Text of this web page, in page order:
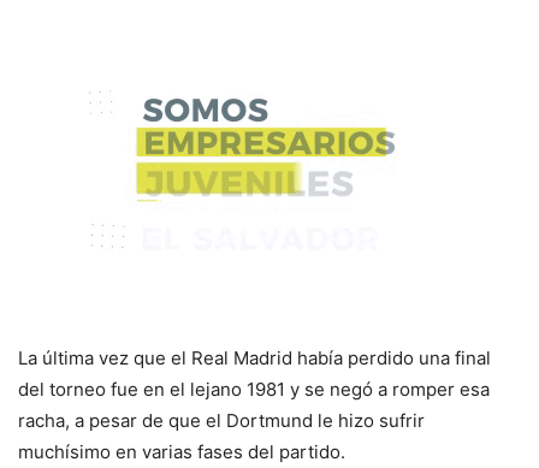
La última vez que el Real Madrid había perdido una final
del torneo fue en el lejano 1981 y se negó a romper esa
racha, a pesar de que el Dortmund le hizo sufrir
muchísimo en varias fases del partido.